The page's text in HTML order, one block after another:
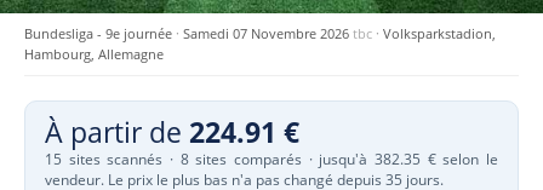
Bundesliga - 9e journée Samedi 07 Novembre 2026 tbc
Volksparkstadion,
Hambourg, Allemagne
À partir de 224.91 €
15 sites scannés · 8 sites comparés · jusqu'à 382.35 € selon le
vendeur. Le prix le plus bas n'a pas changé depuis 35 jours.